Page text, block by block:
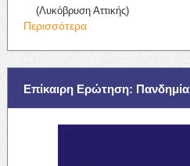
(Λυκόβρυση Αττικής)
Περισσότερα
Επίκαιρη Ερώτηση: Πανδημία